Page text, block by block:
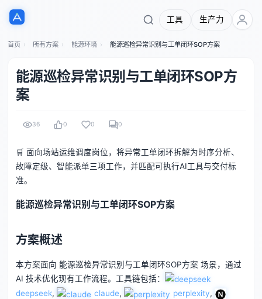
工具 生产力
首页 所有方案 能源环境 能源巡检异常识别与工单闭环SOP方案
能源巡检异常识别与工单闭环SOP方
案
36 0 0 0
🛒 面向场站运维调度岗位，将异常工单闭环拆解为时序分析、
故障定级、智能派单三项工作，并匹配可执行AI工具与交付标
准。
能源巡检异常识别与工单闭环SOP方案
方案概述
本方案面向 能源巡检异常识别与工单闭环SOP方案 场景，通过
AI 技术优化现有工作流程。工具链包括：
deepseek, claude, perplexity,